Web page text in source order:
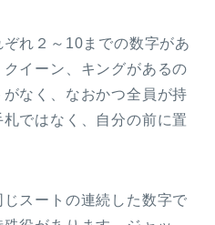
れ２～10までの数字があ
イーン、キングがあるの
なく、なおかつ全員が持
ではなく、自分の前に置
スートの連続した数字で